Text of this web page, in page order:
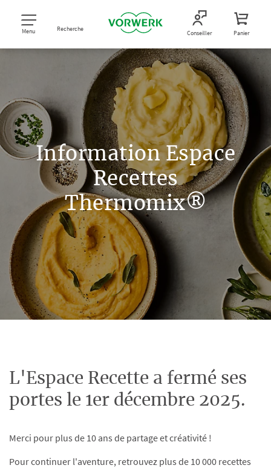
Menu Recherche Conseiller Panier
Information Espace
Recettes
Thermomix®
L'Espace Recette a fermé ses
portes le 1er décembre 2025.
Merci pour plus de 10 ans de partage et créativité !
Pour continuer l'aventure, retrouvez plus de 10 000 recettes